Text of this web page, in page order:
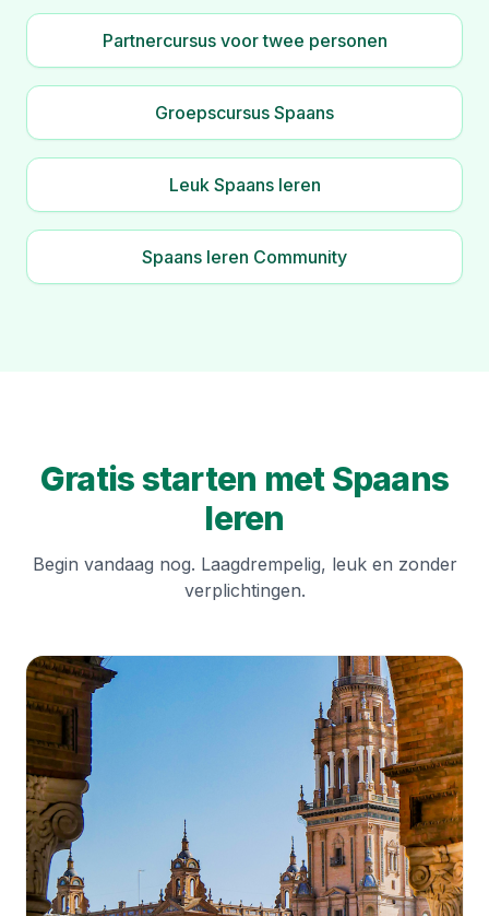
Partnercursus voor twee personen
Groepscursus Spaans
Leuk Spaans leren
Spaans leren Community
Gratis starten met Spaans
leren
Begin vandaag nog. Laagdrempelig, leuk en zonder
verplichtingen.